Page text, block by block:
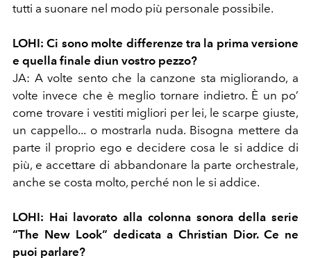
tutti a suonare nel modo più personale possibile.
LOHI: Ci sono molte differenze tra la prima versione
e quella finale diun vostro pezzo?
JA: A volte sento che la canzone sta migliorando, a
volte invece che è meglio tornare indietro. È un po’
come trovare i vestiti migliori per lei, le scarpe giuste,
un cappello... o mostrarla nuda. Bisogna mettere da
parte il proprio ego e decidere cosa le si addice di
più, e accettare di abbandonare la parte orchestrale,
anche se costa molto, perché non le si addice.
LOHI: Hai lavorato alla colonna sonora della serie
“The New Look” dedicata a Christian Dior. Ce ne
puoi parlare?